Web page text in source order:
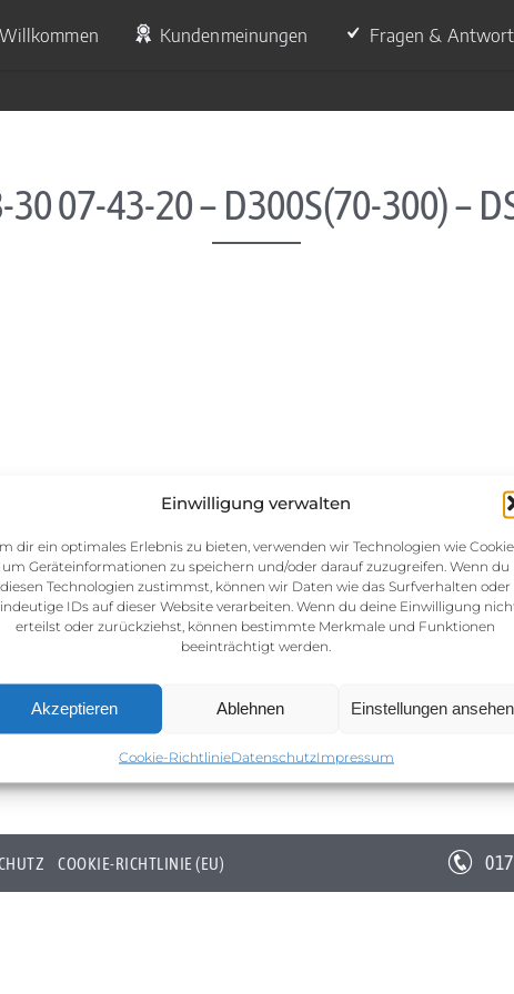
Einwilligung verwalten
dir ein optimales Erlebnis zu bieten, verwenden wir Technologien wie
um Geräteinformationen zu speichern und/oder darauf zuzugreifen. Wenn du
diesen Technologien zustimmst, können wir Daten wie das Surfverhalten oder
IDs auf dieser Website verarbeiten. Wenn du deine Einwilligung
erteilst oder zurückziehst, können bestimmte Merkmale und Funktionen
beeinträchtigt werden.
Akzeptieren Ablehnen Einstellungen ansehen
Cookie-RichtlinieDatenschutzImpressum
Willkommen Kundenmeinungen Fragen &
07-43-20 – D300S(70-300) –
COOKIE-RICHTLINIE (EU)